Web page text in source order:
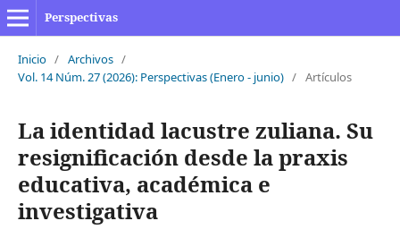
Perspectivas
Inicio / Archivos /
Vol. 14 Núm. 27 (2026): Perspectivas (Enero - junio) / Artículos
La identidad lacustre zuliana. Su
resignificación desde la praxis
educativa, académica e
investigativa